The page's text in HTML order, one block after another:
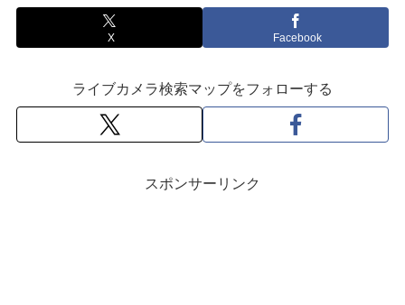
X Facebook
ライブカメラ検索マップをフォローする
スポンサーリンク